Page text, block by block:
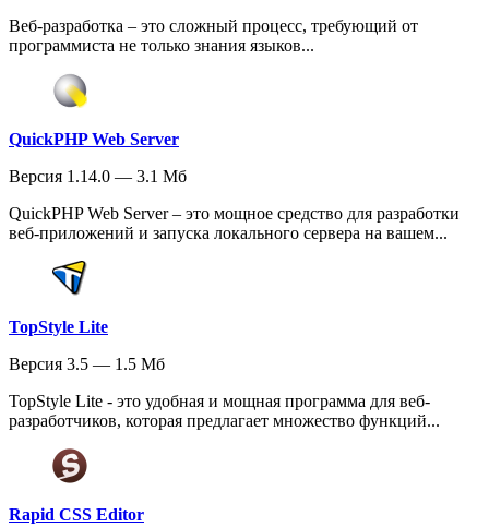
Веб-разработка – это сложный процесс, требующий от
программиста не только знания языков...
QuickPHP Web Server
Версия 1.14.0 — 3.1 Мб
QuickPHP Web Server – это мощное средство для разработки
веб-приложений и запуска локального сервера на вашем...
TopStyle Lite
Версия 3.5 — 1.5 Мб
TopStyle Lite - это удобная и мощная программа для веб-
разработчиков, которая предлагает множество функций...
Rapid CSS Editor